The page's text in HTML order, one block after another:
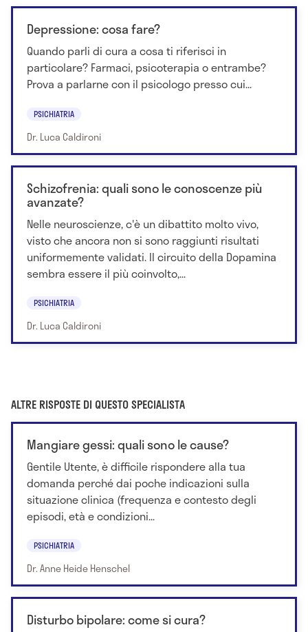
Depressione: cosa fare?
Quando parli di cura a cosa ti riferisci in
particolare? Farmaci, psicoterapia o entrambe?
Prova a parlarne con il psicologo presso cui...
PSICHIATRIA
Dr. Luca Caldironi
Schizofrenia: quali sono le conoscenze più
avanzate?
Nelle neuroscienze, c'è un dibattito molto vivo,
visto che ancora non si sono raggiunti risultati
uniformemente validati. Il circuito della Dopamina
sembra essere il più coinvolto,...
PSICHIATRIA
Dr. Luca Caldironi
ALTRE RISPOSTE DI QUESTO SPECIALISTA
Mangiare gessi: quali sono le cause?
Gentile Utente, è difficile rispondere alla tua
domanda perché dai poche indicazioni sulla
situazione clinica (frequenza e contesto degli
episodi, età e condizioni...
PSICHIATRIA
Dr. Anne Heide Henschel
Disturbo bipolare: come si cura?